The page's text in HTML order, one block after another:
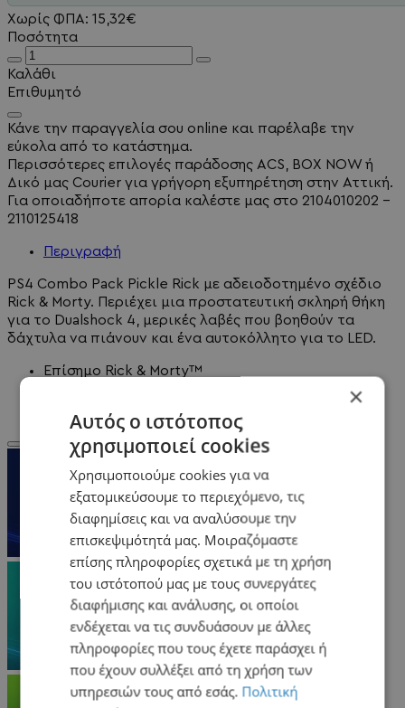
Χωρίς ΦΠΑ: 15,32€
Ποσότητα
Καλάθι
Επιθυμητό
Κάνε την παραγγελία σου online και παρέλαβε την
εύκολα από το κατάστημα.
Περισσότερες επιλογές παράδοσης ACS, BOX NOW ή
Δικό μας Courier για γρήγορη εξυπηρέτηση στην Αττική.
Για οποιαδήποτε απορία καλέστε μας στο 2104010202 -
2110125418
Περιγραφή
PS4 Combo Pack Pickle Rick με αδειοδοτημένο σχέδιο
Rick & Morty. Περιέχει μια προστατευτική σκληρή θήκη
για το Dualshock 4, μερικές λαβές που βοηθούν τα
δάχτυλα να πιάνουν και ένα αυτοκόλλητο για το LED.
Επίσημο Rick & Morty™
Εύκολο στη χρήση για μια νέα εμφάνιση αμέσως
×
Αυτός ο ιστότοπος
χρησιμοποιεί cookies
Χρησιμοποιούμε cookies για να
εξατομικεύσουμε το περιεχόμενο, τις
διαφημίσεις και να αναλύσουμε την
επισκεψιμότητά μας. Μοιραζόμαστε
επίσης πληροφορίες σχετικά με τη χρήση
του ιστότοπού μας με τους συνεργάτες
διαφήμισης και ανάλυσης, οι οποίοι
ενδέχεται να τις συνδυάσουν με άλλες
πληροφορίες που τους έχετε παράσχει ή
που έχουν συλλέξει από τη χρήση των
υπηρεσιών τους από εσάς. Πολιτική